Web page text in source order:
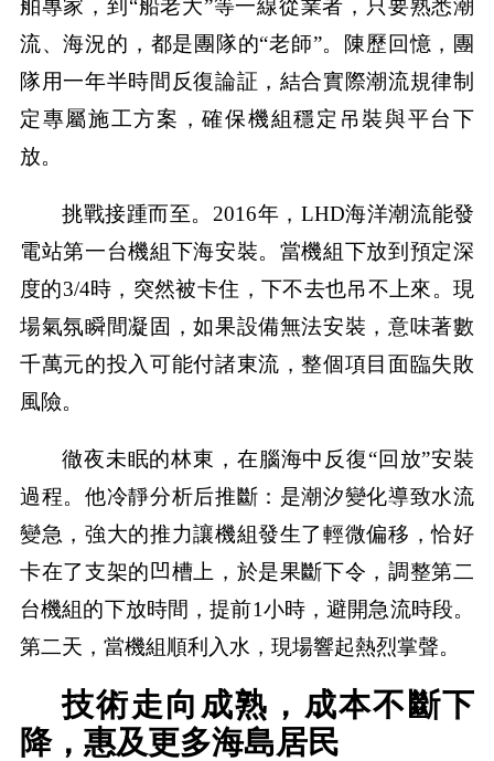
舶專家，到“船老大”等一線從業者，只要熟悉潮
流、海況的，都是團隊的“老師”。陳歷回憶，團
隊用一年半時間反復論証，結合實際潮流規律制
定專屬施工方案，確保機組穩定吊裝與平台下
放。
挑戰接踵而至。2016年，LHD海洋潮流能發
電站第一台機組下海安裝。當機組下放到預定深
度的3/4時，突然被卡住，下不去也吊不上來。現
場氣氛瞬間凝固，如果設備無法安裝，意味著數
千萬元的投入可能付諸東流，整個項目面臨失敗
風險。
徹夜未眠的林東，在腦海中反復“回放”安裝
過程。他冷靜分析后推斷：是潮汐變化導致水流
變急，強大的推力讓機組發生了輕微偏移，恰好
卡在了支架的凹槽上，於是果斷下令，調整第二
台機組的下放時間，提前1小時，避開急流時段。
第二天，當機組順利入水，現場響起熱烈掌聲。
技術走向成熟，成本不斷下
降，惠及更多海島居民